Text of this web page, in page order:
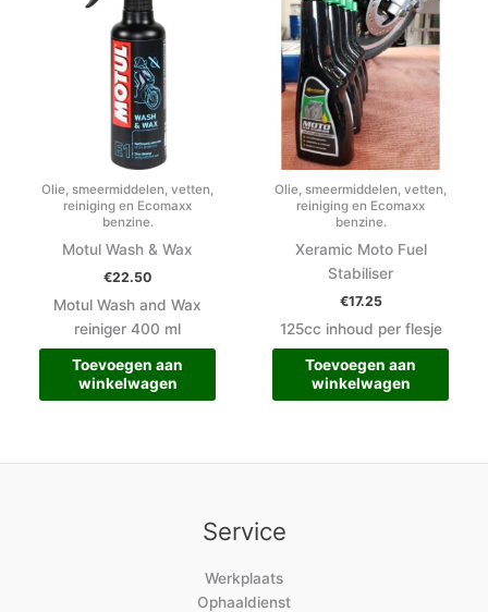
Olie, smeermiddelen, vetten,
reiniging en Ecomaxx
benzine.
Motul Wash & Wax
€22.50
Motul Wash and Wax
reiniger 400 ml
Toevoegen aan
winkelwagen
Olie, smeermiddelen, vetten,
reiniging en Ecomaxx
benzine.
Xeramic Moto Fuel
Stabiliser
€17.25
125cc inhoud per flesje
Toevoegen aan
winkelwagen
Service
Werkplaats
Ophaaldienst